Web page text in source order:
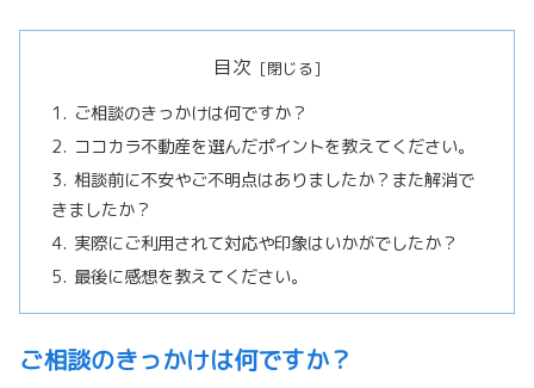
目次
ご相談のきっかけは何ですか？
ココカラ不動産を選んだポイントを教えてください。
相談前に不安やご不明点はありましたか？また解消で
きましたか？
実際にご利用されて対応や印象はいかがでしたか？
最後に感想を教えてください。
ご相談のきっかけは何ですか？